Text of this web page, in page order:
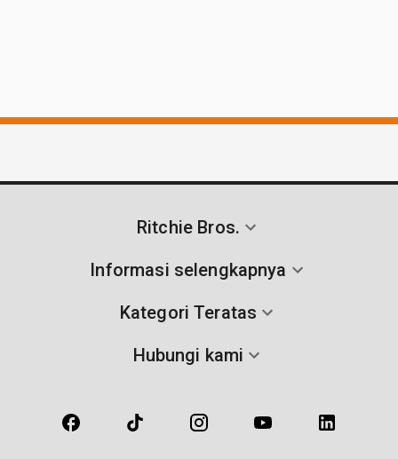
Ritchie Bros.
Informasi selengkapnya
Kategori Teratas
Hubungi kami